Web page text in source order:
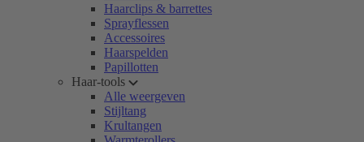
Haarclips & barrettes
Sprayflessen
Accessoires
Haarspelden
Papillotten
Haar-tools
Alle weergeven
Stijltang
Krultangen